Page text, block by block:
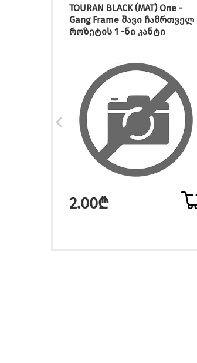
TOURAN BLACK (MAT) One -
Gang Frame შავი ჩამრთველ
როზეტის 1 -ნი კანტი
2.00₾